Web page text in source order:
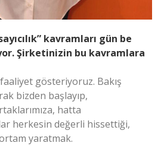
kavramları gün be
Şirketinizin bu kavramlara
gösteriyoruz. Bakış
bizden başlayıp,
hatta
herkesin değerli hissettiği,
yaratmak.